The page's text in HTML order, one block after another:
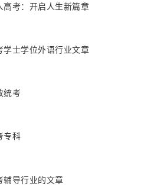
高考：开启人生新篇章
学士学位外语行业文章
统考
专科
辅导行业的文章